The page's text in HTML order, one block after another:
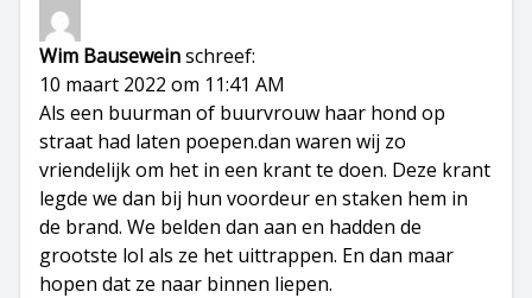
Wim Bauseweinschreef:
10 maart 2022 om 11:41 AM
Als een buurman of buurvrouw haar hond op
straat had laten poepen.dan waren wij zo
vriendelijk om het in een krant te doen. Deze krant
legde we dan bij hun voordeur en staken hem in
de brand. We belden dan aan en hadden de
grootste lol als ze het uittrappen. En dan maar
hopen dat ze naar binnen liepen.